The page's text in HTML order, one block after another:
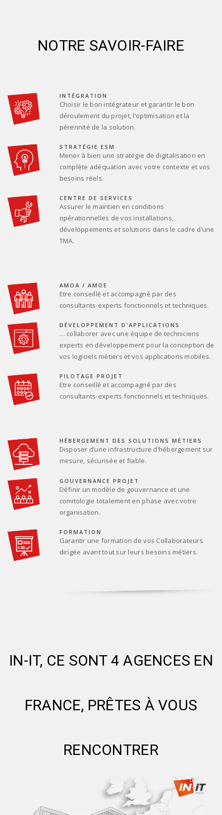
NOTRE SAVOIR-FAIRE
INTÉGRATION
Choisir le bon intégrateur et garantir le bon
déroulement du projet, l’optimisation et la
pérennité de la solution.
STRATÉGIE ESM
Mener à bien une stratégie de digitalisation en
complète adéquation avec votre contexte et vos
besoins réels.
CENTRE DE SERVICES
Assurer le maintien en conditions
opérationnelles de vos installations,
développements et solutions dans le cadre d’une
TMA.
AMOA / AMOE
Etre conseillé et accompagné par des
consultants-experts fonctionnels et techniques.
DÉVELOPPEMENT D'APPLICATIONS
… collaborer avec une équipe de techniciens
experts en développement pour la conception de
vos logiciels métiers et vos applications mobiles.
PILOTAGE PROJET
Etre conseillé et accompagné par des
consultants-experts fonctionnels et techniques.
HÉBERGEMENT DES SOLUTIONS MÉTIERS
Disposer d’une infrastructure d’hébergement sur
mesure, sécurisée et fiable.
GOUVERNANCE PROJET
Définir un modèle de gouvernance et une
comitologie totalement en phase avec votre
organisation.
FORMATION
Garantir une formation de vos Collaborateurs
dirigée avant tout sur leurs besoins métiers.
IN-IT, CE SONT 4 AGENCES EN
FRANCE, PRÊTES À VOUS
RENCONTRER